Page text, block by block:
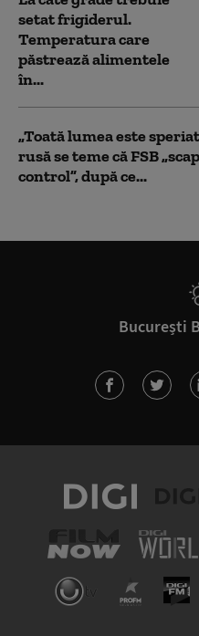
setat frigiderul.
Temperatura care
păstrează alimentele
în...
„Toată lumea este
rusă se teme că FSB
control”, după ce...
București